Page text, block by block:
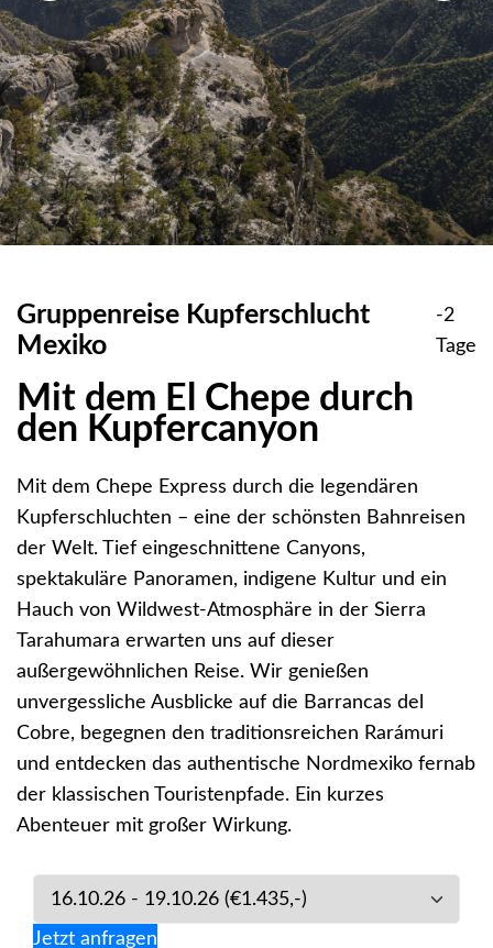
Gruppenreise Kupferschlucht
Mexiko
Mit dem El Chepe durch
den Kupfercanyon
-2
Tage
Mit dem Chepe Express durch die legendären
Kupferschluchten – eine der schönsten Bahnreisen
der Welt. Tief eingeschnittene Canyons,
spektakuläre Panoramen, indigene Kultur und ein
Hauch von Wildwest-Atmosphäre in der Sierra
Tarahumara erwarten uns auf dieser
außergewöhnlichen Reise. Wir genießen
unvergessliche Ausblicke auf die Barrancas del
Cobre, begegnen den traditionsreichen Rarámuri
und entdecken das authentische Nordmexiko fernab
der klassischen Touristenpfade. Ein kurzes
Abenteuer mit großer Wirkung.
Jetzt anfragen